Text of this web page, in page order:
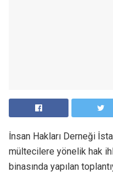
İnsan Hakları Derneği
mültecilere yönelik hak
binasında yapılan